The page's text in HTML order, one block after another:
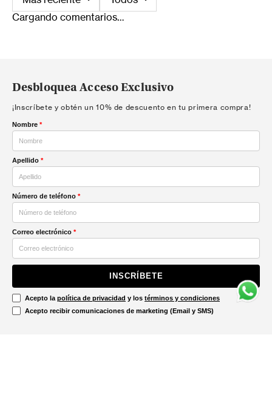
Cargando comentarios…
Desbloquea Acceso Exclusivo
¡Inscríbete y obtén un 10% de descuento en tu primera compra!
Nombre *
Apellido *
Número de teléfono *
Correo electrónico *
INSCRÍBETE
Acepto la política de privacidad y los términos y condiciones
Acepto recibir comunicaciones de marketing (Email y SMS)